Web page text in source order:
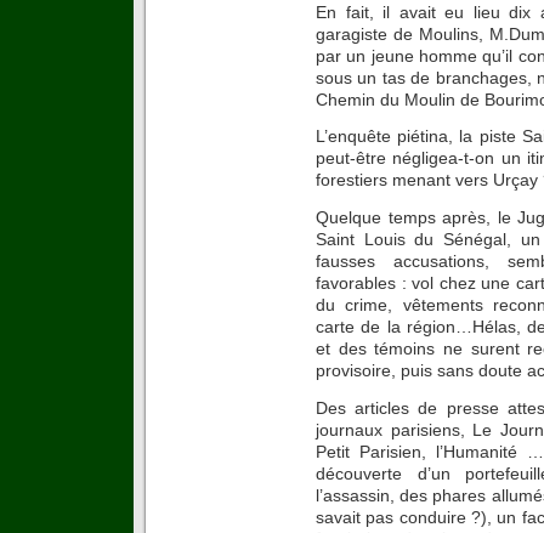
En fait, il avait eu lieu dix
garagiste de Moulins,
par un jeune homme qu’il
sous un tas de branchages,
Chemin du Moulin de
L’enquête piétina, la piste
peut-être négligea-t-on un
forestiers menant vers Urçay
Quelque temps après, le
Saint Louis du Sénégal,
fausses accusations,
favorables : vol chez une
du crime, vêtements
carte de la région…Hélas,
et des témoins ne surent
provisoire, puis sans doute
Des articles de presse
journaux parisiens, Le
Petit Parisien, l’Humanité
découverte d’un
l’assassin, des phares
savait pas conduire ?), un